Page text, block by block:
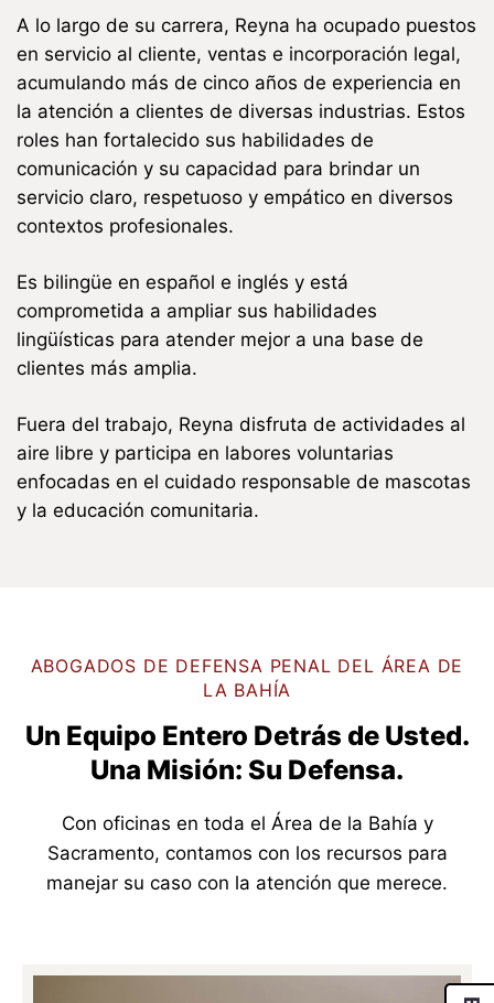
A lo largo de su carrera, Reyna ha ocupado puestos
en servicio al cliente, ventas e incorporación legal,
acumulando más de cinco años de experiencia en
la atención a clientes de diversas industrias. Estos
roles han fortalecido sus habilidades de
comunicación y su capacidad para brindar un
servicio claro, respetuoso y empático en diversos
contextos profesionales.
Es bilingüe en español e inglés y está
comprometida a ampliar sus habilidades
lingüísticas para atender mejor a una base de
clientes más amplia.
Fuera del trabajo, Reyna disfruta de actividades al
aire libre y participa en labores voluntarias
enfocadas en el cuidado responsable de mascotas
y la educación comunitaria.
ABOGADOS DE DEFENSA PENAL DEL ÁREA DE
LA BAHÍA
Un Equipo Entero Detrás de Usted.
Una Misión: Su Defensa.
Con oficinas en toda el Área de la Bahía y
Sacramento, contamos con los recursos para
manejar su caso con la atención que merece.